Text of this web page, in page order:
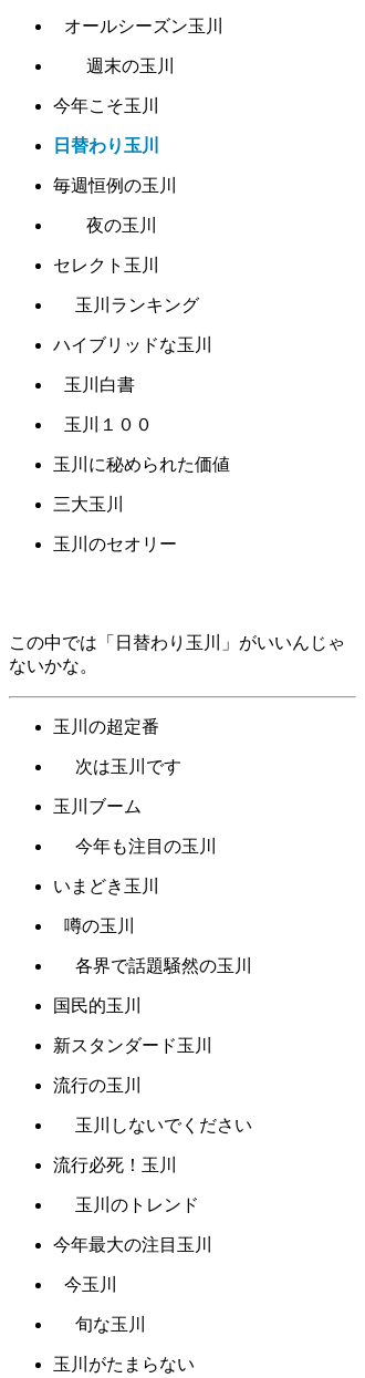
オールシーズン玉川
週末の玉川
今年こそ玉川
日替わり玉川
毎週恒例の玉川
夜の玉川
セレクト玉川
玉川ランキング
ハイブリッドな玉川
玉川白書
玉川１００
玉川に秘められた価値
三大玉川
玉川のセオリー
この中では「日替わり玉川」がいいんじゃ
ないかな。
玉川の超定番
次は玉川です
玉川ブーム
今年も注目の玉川
いまどき玉川
噂の玉川
各界で話題騒然の玉川
国民的玉川
新スタンダード玉川
流行の玉川
玉川しないでください
流行必死！玉川
玉川のトレンド
今年最大の注目玉川
今玉川
旬な玉川
玉川がたまらない